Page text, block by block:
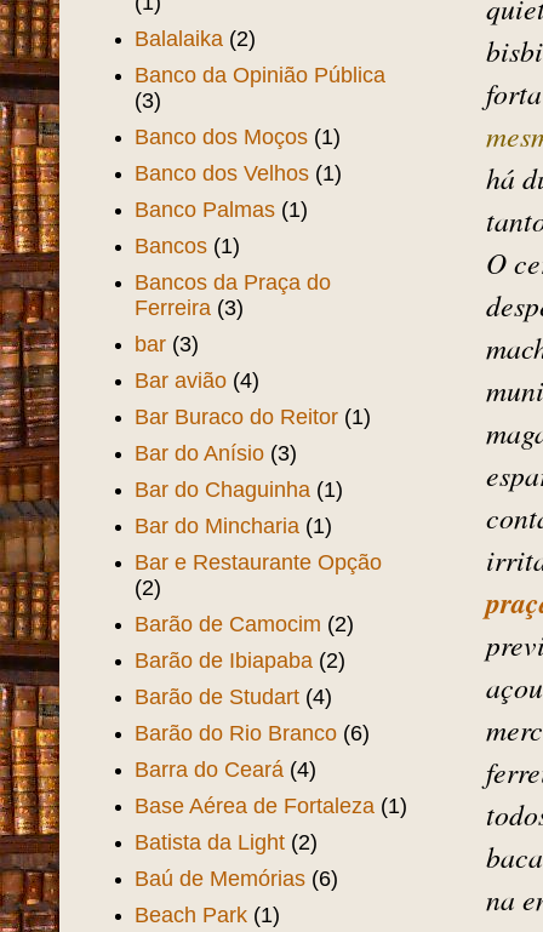
A
há
O
Bairro Ellery
Bairro Henrique Jorge
Bairro Joaquim Távora (2)
Bairro Jóquei Clube (1)
Bairro Luciano Cavalcante
(1)
Balalaika (2)
Banco da Opinião Pública
(3)
Banco dos Moços
Banco dos Velhos
Banco Palmas
Bancos (1)
Bancos da Praça do
Ferreira (3)
bar (3)
Bar avião (4)
Bar Buraco do Reitor
Bar do Anísio (3)
Bar do Chaguinha (1)
Bar do Mincharia (1)
Bar e Restaurante Opção
(2)
Barão de Camocim (2)
Barão de Ibiapaba
Barão de Studart (4)
Barão do Rio Branco